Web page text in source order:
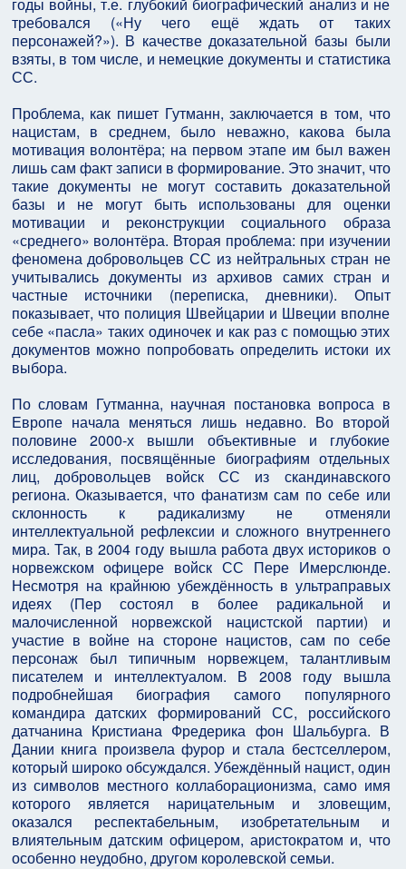
требовался («Ну чего ещё ждать от таких
персонажей?»). В качестве доказательной базы были
взяты, в том числе, и немецкие документы и статистика
СС.
Проблема, как пишет Гутманн, заключается в том, что
нацистам, в среднем, было неважно, какова была
мотивация волонтёра; на первом этапе им был важен
лишь сам факт записи в формирование. Это значит, что
такие документы не могут составить доказательной
базы и не могут быть использованы для оценки
мотивации и реконструкции социального образа
«среднего» волонтёра. Вторая проблема: при изучении
феномена добровольцев СС из нейтральных стран не
учитывались документы из архивов самих стран и
частные источники (переписка, дневники). Опыт
показывает, что полиция Швейцарии и Швеции вполне
себе «пасла» таких одиночек и как раз с помощью этих
документов можно попробовать определить истоки их
выбора.
По словам Гутманна, научная постановка вопроса в
Европе начала меняться лишь недавно. Во второй
половине 2000-х вышли объективные и глубокие
исследования, посвящённые биографиям отдельных
лиц, добровольцев войск СС из скандинавского
региона. Оказывается, что фанатизм сам по себе или
склонность к радикализму не отменяли
интеллектуальной рефлексии и сложного внутреннего
мира. Так, в 2004 году вышла работа двух историков о
норвежском офицере войск СС Пере Имерслюнде.
Несмотря на крайнюю убеждённость в ультраправых
идеях (Пер состоял в более радикальной и
малочисленной норвежской нацистской партии) и
участие в войне на стороне нацистов, сам по себе
персонаж был типичным норвежцем, талантливым
писателем и интеллектуалом. В 2008 году вышла
подробнейшая биография самого популярного
командира датских формирований СС, российского
датчанина Кристиана Фредерика фон Шальбурга. В
Дании книга произвела фурор и стала бестселлером,
который широко обсуждался. Убеждённый нацист, один
из символов местного коллаборационизма, само имя
которого является нарицательным и зловещим,
оказался респектабельным, изобретательным и
влиятельным датским офицером, аристократом и, что
особенно неудобно, другом королевской семьи.